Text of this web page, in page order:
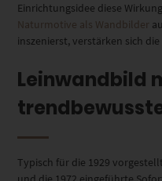
Einrichtungsidee diese
Naturmotive als Wandbilder
inszenierst, verstärken sich
Leinwandbild
Typisch für die 1929